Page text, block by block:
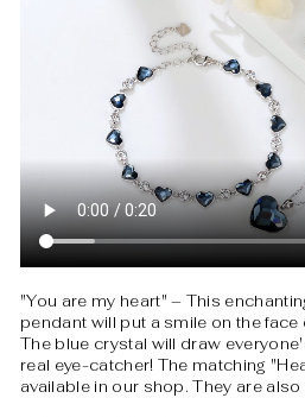
"You are my heart" – This
pendant will put a smile on the
The blue crystal will draw
real eye-catcher! The matching
available in our shop. They are